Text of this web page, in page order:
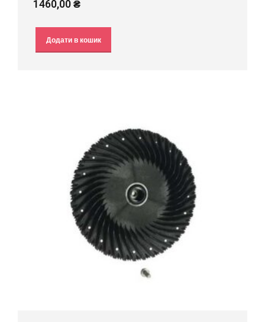
1460,00₴
Додати в кошик